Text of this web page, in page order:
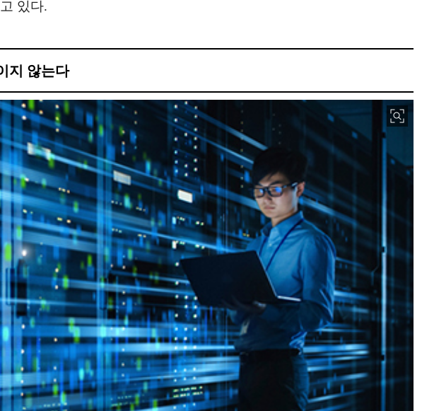
있다.
지 않는다